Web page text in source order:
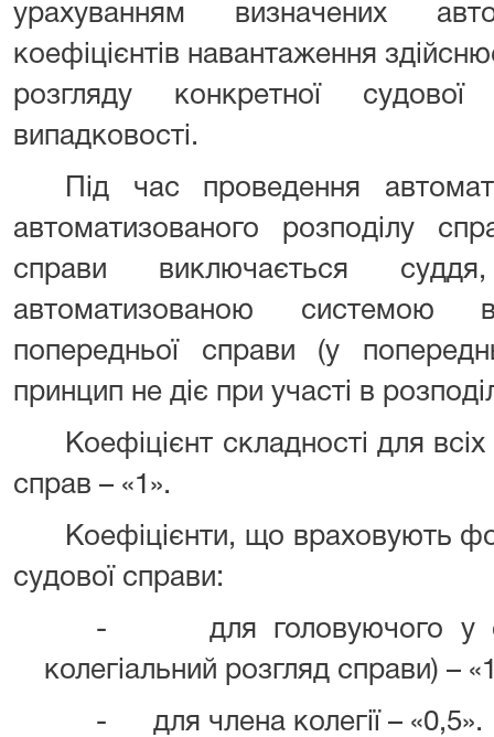
урахуванням визначених
коефіцієнтів навантаження
розгляду конкретної
випадковості.
Під час проведення
автоматизованого розподілу
справи виключається
автоматизованою системою
попередньої справи (у
принцип не діє при участі в
Коефіцієнт складності для
справ – «1».
Коефіцієнти, що враховують
судової справи:
-
для головуючого у
колегіальний розгляд справи) –
-
для члена колегії – «0,5».